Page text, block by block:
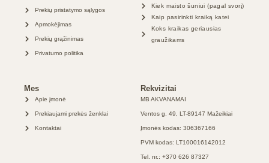
Prekių pristatymo sąlygos
Apmokėjimas
Prekių grąžinimas
Privatumo politika
Kiek maisto šuniui (pagal svorį)
Kaip pasirinkti kraiką katei
Koks kraikas geriausias
graužikams
Mes
Apie įmonė
Prekiaujami prekės ženklai
Kontaktai
Rekvizitai
MB AKVANAMAI
Ventos g. 49, LT-89147 Mažeikiai
Įmonės kodas: 306367166
PVM kodas: LT100016142012
Tel. nr.: +370 626 87327